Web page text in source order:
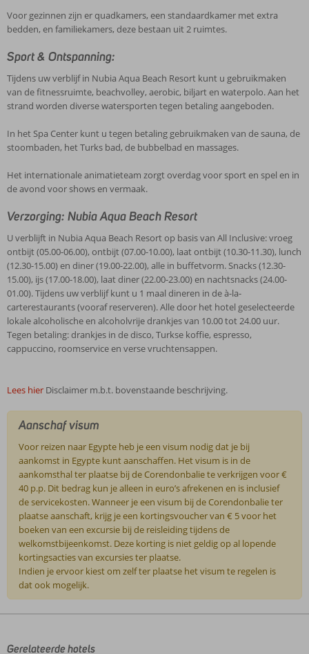
Voor gezinnen zijn er quadkamers, een standaardkamer met extra
bedden, en familiekamers, deze bestaan uit 2 ruimtes.
Sport & Ontspanning:
Tijdens uw verblijf in Nubia Aqua Beach Resort kunt u gebruikmaken
van de fitnessruimte, beachvolley, aerobic, biljart en waterpolo. Aan het
strand worden diverse watersporten tegen betaling aangeboden.
In het Spa Center kunt u tegen betaling gebruikmaken van de sauna, de
stoombaden, het Turks bad, de bubbelbad en massages.
Het internationale animatieteam zorgt overdag voor sport en spel en in
de avond voor shows en vermaak.
Verzorging: Nubia Aqua Beach Resort
U verblijft in Nubia Aqua Beach Resort op basis van All Inclusive: vroeg
ontbijt (05.00-06.00), ontbijt (07.00-10.00), laat ontbijt (10.30-11.30), lunch
(12.30-15.00) en diner (19.00-22.00), alle in buffetvorm. Snacks (12.30-
15.00), ijs (17.00-18.00), laat diner (22.00-23.00) en nachtsnacks (24.00-
01.00). Tijdens uw verblijf kunt u 1 maal dineren in de à-la-
carterestaurants (vooraf reserveren). Alle door het hotel geselecteerde
lokale alcoholische en alcoholvrije drankjes van 10.00 tot 24.00 uur.
Tegen betaling: drankjes in de disco, Turkse koffie, espresso,
cappuccino, roomservice en verse vruchtensappen.
Lees hier Disclaimer m.b.t. bovenstaande beschrijving.
Aanschaf visum
Voor reizen naar Egypte heb je een visum nodig dat je bij
aankomst in Egypte kunt aanschaffen. Het visum is in de
aankomsthal ter plaatse bij de Corendonbalie te verkrijgen voor €
40 p.p. Dit bedrag kun je alleen in euro’s afrekenen en is inclusief
de servicekosten. Wanneer je een visum bij de Corendonbalie ter
plaatse aanschaft, krijg je een kortingsvoucher van € 5 voor het
boeken van een excursie bij de reisleiding tijdens de
welkomstbijeenkomst. Deze korting is niet geldig op al lopende
kortingsacties van excursies ter plaatse.
Indien je ervoor kiest om zelf ter plaatse het visum te regelen is
dat ook mogelijk.
door
Gerelateerde hotels